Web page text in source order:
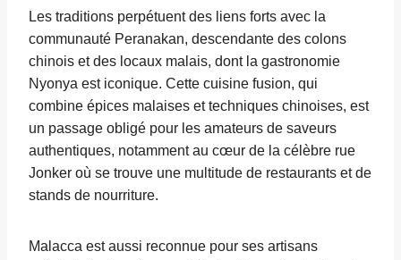
Les traditions perpétuent des liens forts avec la
communauté Peranakan, descendante des colons
chinois et des locaux malais, dont la gastronomie
Nyonya est iconique. Cette cuisine fusion, qui
combine épices malaises et techniques chinoises, est
un passage obligé pour les amateurs de saveurs
authentiques, notamment au cœur de la célèbre rue
Jonker où se trouve une multitude de restaurants et de
stands de nourriture.
Malacca est aussi reconnue pour ses artisans